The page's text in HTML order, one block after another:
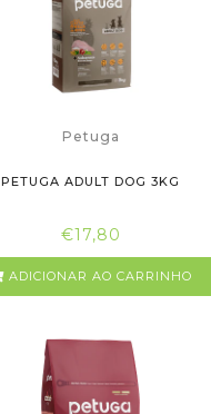
Petuga
PETUGA ADULT DOG 3KG
€17,80
ADICIONAR AO CARRINHO